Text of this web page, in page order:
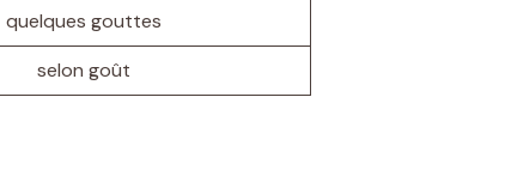
quelques gouttes
selon goût